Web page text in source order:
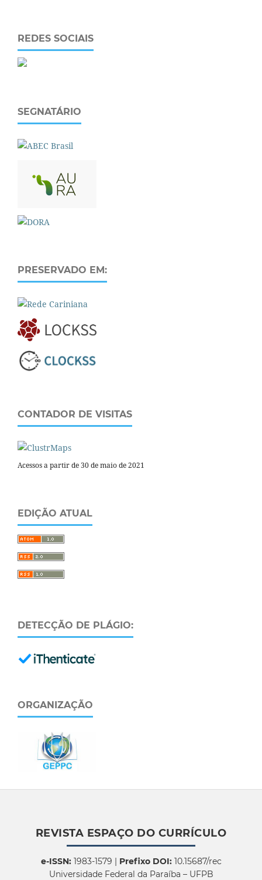
REDES SOCIAIS
SEGNATÁRIO
PRESERVADO EM:
CONTADOR DE VISITAS
Acessos a partir de 30 de maio de 2021
EDIÇÃO ATUAL
DETECÇÃO DE PLÁGIO:
ORGANIZAÇÃO
REVISTA ESPAÇO DO CURRÍCULO
e-ISSN:1983-1579 | Prefixo DOI:10.15687/rec
Universidade Federal da Paraíba – UFPB